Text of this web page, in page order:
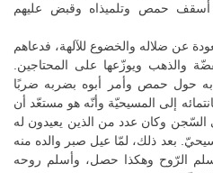
حمص وتلميذاه وقبض عليهم
عن ضلاله والخضوع للآلهة، فدعاهم
والذهب ويوزّعها على المحتاجين.
به حول حمص وأمر أبوه بضربه ضربًا
إلى المسيحيّة وأنّه هو مستعّد أن
وكان عدد من الذين يعيدون له
بعد ذلك، لمّا عيل صبر والده منه
الرّوح وهكذا حصل، وأسلم روحه